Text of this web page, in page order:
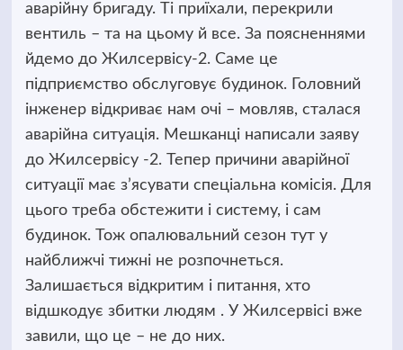
аварійну бригаду. Ті приїхали, перекрили
вентиль – та на цьому й все. За поясненнями
йдемо до Жилсервісу-2. Саме це
підприємство обслуговує будинок. Головний
інженер відкриває нам очі – мовляв, сталася
аварійна ситуація. Мешканці написали заяву
до Жилсервісу -2. Тепер причини аварійної
ситуації має з’ясувати спеціальна комісія. Для
цього треба обстежити і систему, і сам
будинок. Тож опалювальний сезон тут у
найближчі тижні не розпочнеться.
Залишається відкритим і питання, хто
відшкодує збитки людям . У Жилсервісі вже
завили, що це – не до них.